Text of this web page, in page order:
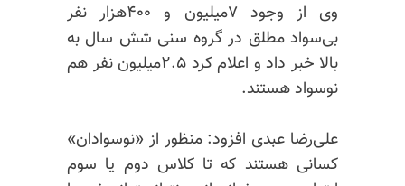
وی از وجود ۷میلیون و ۴۰۰هزار نفر
بی‌سواد مطلق در گروه سنی شش سال به
بالا خبر داد و اعلام کرد ۲.۵میلیون نفر هم
نوسواد هستند.
علی‌رضا عبدی افزود: منظور از «نوسوادان»
کسانی هستند که تا کلاس دوم یا سوم